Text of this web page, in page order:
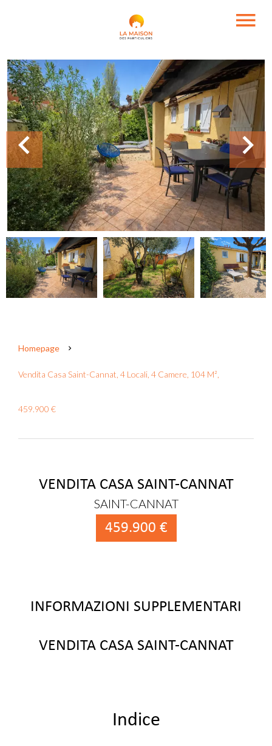
Homepage
Vendita Casa Saint-Cannat, 4 Locali, 4 Camere, 104 M²,
459.900 €
VENDITA CASA SAINT-CANNAT
SAINT-CANNAT
459.900 €
INFORMAZIONI SUPPLEMENTARI
VENDITA CASA SAINT-CANNAT
Indice